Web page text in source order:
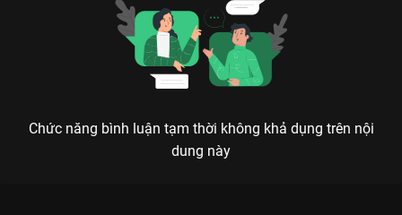
Chức năng bình luận tạm thời không khả dụng trên nội
dung này